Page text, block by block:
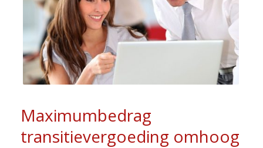
Maximumbedrag
transitievergoeding omhoog